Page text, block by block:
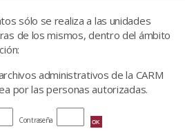
sólo se realiza a las unidades
de los mismos, dentro del ámbito
administrativos de la CARM
por las personas autorizadas.
Contraseña